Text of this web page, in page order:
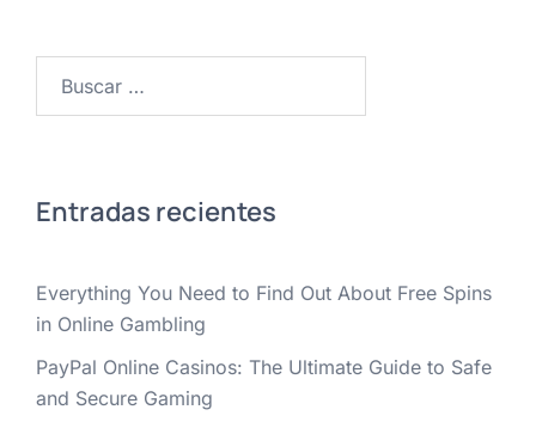
Entradas recientes
Everything You Need to Find Out About Free Spins
in Online Gambling
PayPal Online Casinos: The Ultimate Guide to Safe
and Secure Gaming